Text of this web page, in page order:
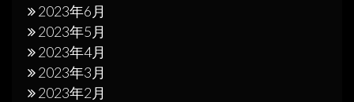
2023年6月
2023年5月
2023年4月
2023年3月
2023年2月